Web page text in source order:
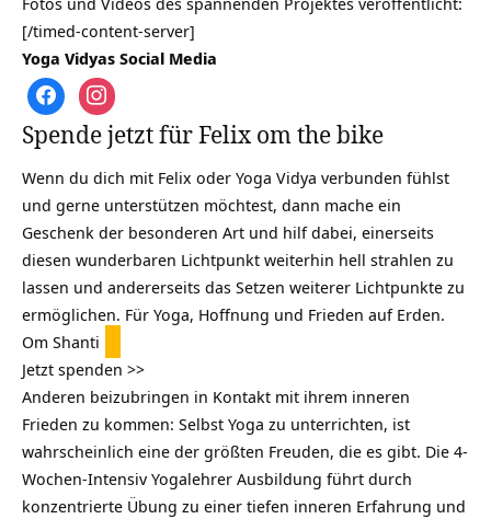
[/timed-content-server]
Yoga Vidyas Social Media
Spende jetzt für Felix om the bike
Wenn du dich mit Felix oder Yoga Vidya verbunden fühlst
und gerne unterstützen möchtest, dann mache ein
Geschenk der besonderen Art und hilf dabei, einerseits
diesen wunderbaren Lichtpunkt weiterhin hell strahlen zu
lassen und andererseits das Setzen weiterer Lichtpunkte zu
ermöglichen. Für Yoga, Hoffnung und Frieden auf Erden.
Om Shanti
Jetzt spenden >>
Anderen beizubringen in Kontakt mit ihrem inneren
Frieden zu kommen: Selbst Yoga zu unterrichten, ist
wahrscheinlich eine der größten Freuden, die es gibt. Die 4-
Wochen-Intensiv Yogalehrer Ausbildung führt durch
konzentrierte Übung zu einer tiefen inneren Erfahrung und